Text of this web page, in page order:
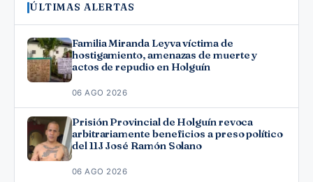
ÚLTIMAS ALERTAS
Familia Miranda Leyva víctima de
hostigamiento, amenazas de muerte y
actos de repudio en Holguín
06 AGO 2026
Prisión Provincial de Holguín revoca
arbitrariamente beneficios a preso político
del 11J José Ramón Solano
06 AGO 2026